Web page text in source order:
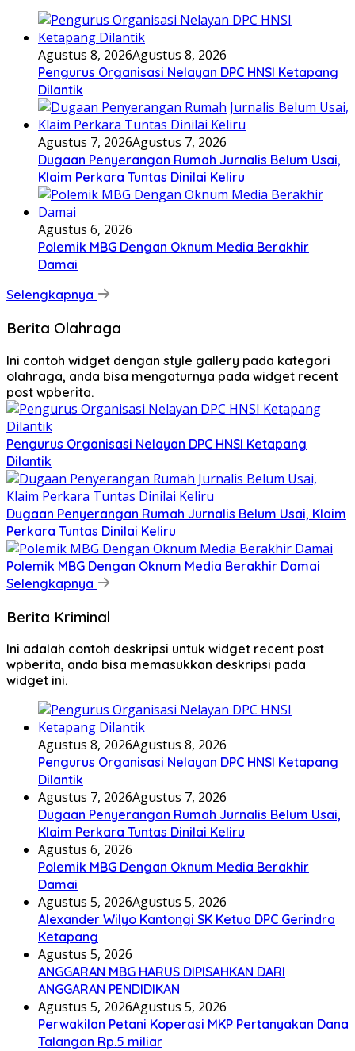
Agustus 8, 2026Agustus 8, 2026
Pengurus Organisasi Nelayan DPC HNSI Ketapang
Dilantik
Agustus 7, 2026Agustus 7, 2026
Dugaan Penyerangan Rumah Jurnalis Belum Usai,
Klaim Perkara Tuntas Dinilai Keliru
Agustus 6, 2026
Polemik MBG Dengan Oknum Media Berakhir
Damai
Selengkapnya
Berita Olahraga
Ini contoh widget dengan style gallery pada kategori
olahraga, anda bisa mengaturnya pada widget recent
post wpberita.
Pengurus Organisasi Nelayan DPC HNSI Ketapang
Dilantik
Dugaan Penyerangan Rumah Jurnalis Belum Usai, Klaim
Perkara Tuntas Dinilai Keliru
Polemik MBG Dengan Oknum Media Berakhir Damai
Selengkapnya
Berita Kriminal
Ini adalah contoh deskripsi untuk widget recent post
wpberita, anda bisa memasukkan deskripsi pada
widget ini.
Agustus 8, 2026Agustus 8, 2026
Pengurus Organisasi Nelayan DPC HNSI Ketapang
Dilantik
Agustus 7, 2026Agustus 7, 2026
Dugaan Penyerangan Rumah Jurnalis Belum Usai,
Klaim Perkara Tuntas Dinilai Keliru
Agustus 6, 2026
Polemik MBG Dengan Oknum Media Berakhir
Damai
Agustus 5, 2026Agustus 5, 2026
Alexander Wilyo Kantongi SK Ketua DPC Gerindra
Ketapang
Agustus 5, 2026
ANGGARAN MBG HARUS DIPISAHKAN DARI
ANGGARAN PENDIDIKAN
Agustus 5, 2026Agustus 5, 2026
Perwakilan Petani Koperasi MKP Pertanyakan Dana
Talangan Rp.5 miliar